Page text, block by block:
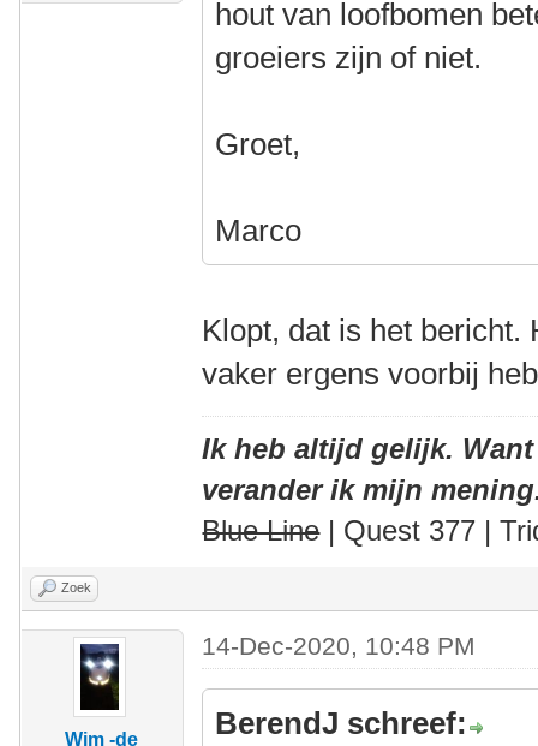
hout van loofbomen
groeiers zijn of niet.
Groet,
Marco
Klopt, dat is het bericht.
vaker ergens voorbij
Ik heb altijd gelijk.
verander ik mijn
Blue Line| Quest 377 |
Zoek
Wim -de
14-Dec-2020, 10:48 PM
BerendJ schreef: